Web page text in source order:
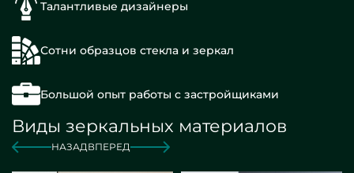
Талантливые дизайнеры
Сотни образцов стекла и зеркал
Большой опыт работы с застройщиками
Виды зеркальных материалов
НАЗАДВПЕРЕД